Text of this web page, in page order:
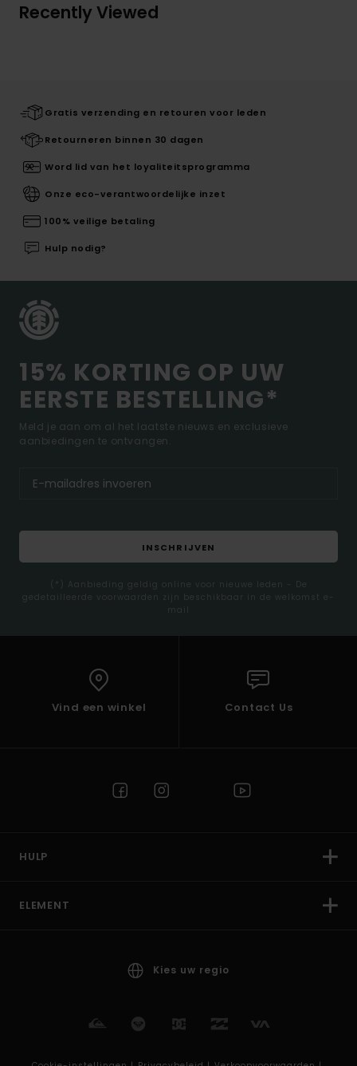
Recently Viewed
Gratis verzending en retouren voor leden
Retourneren binnen 30 dagen
Word lid van het loyaliteitsprogramma
Onze eco-verantwoordelijke inzet
100% veilige betaling
Hulp nodig?
15% KORTING OP UW
EERSTE BESTELLING*
Meld je aan om al het laatste nieuws en exclusieve
aanbiedingen te ontvangen.
INSCHRIJVEN
(*) Aanbieding geldig online voor nieuwe leden - De
gedetailleerde voorwaarden zijn beschikbaar in de welkomst e-
mail
Vind een winkel Contact Us
HULP
ELEMENT
Kies uw regio